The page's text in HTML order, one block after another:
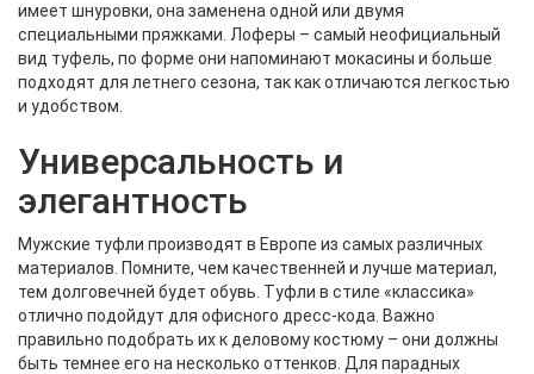
имеет шнуровки, она заменена одной или двумя
специальными пряжками. Лоферы – самый неофициальный
вид туфель, по форме они напоминают мокасины и больше
подходят для летнего сезона, так как отличаются легкостью
и удобством.
Универсальность и
элегантность
Мужские туфли производят в Европе из самых различных
материалов. Помните, чем качественней и лучше материал,
тем долговечней будет обувь. Туфли в стиле «классика»
отлично подойдут для офисного дресс-кода. Важно
правильно подобрать их к деловому костюму – они должны
быть темнее его на несколько оттенков. Для парадных